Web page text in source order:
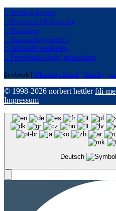
:: Werbung bei uns
:: Presse und PR-Beratung
:: Disclaimer
:: Veranstaltung melden
:: fuldainfo einladen
:: Pressemitteilung einsenden
facebook | Whatsapp-Kanal | bluseky |
© 1998-2026 norbert hettlerfdi-
Impressum
Deutsch